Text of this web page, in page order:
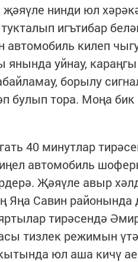
нинди юл
игътибар
автомобиль килеп
уйнау,
борылу
булып тора. Моңа бик
40 минутлар
автомобиль
Җәяүле авыр
Яңа Савин
тирәсендә
тизлек режимын
юл аша кичү